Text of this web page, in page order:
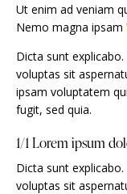
Ut enim ad veniam
Nemo magna ipsam
Dicta sunt
voluptas sit
ipsam voluptatem
fugit, sed quia.
1/1 Lorem ipsum
Dicta sunt
voluptas sit